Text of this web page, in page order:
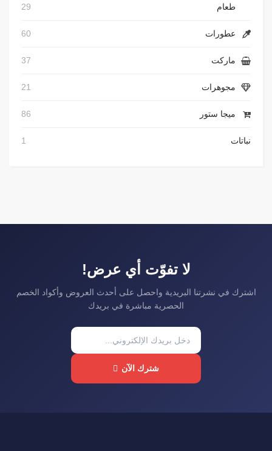
طعام 29
عطورات 60
ماركت 37
مجوهرات 21
ميجا ستور 86
نباتات 1
لا تفوّت أي عرض!
اشترك في نشرتنا البريدية واحصل على أحدث العروض وأكواد الخصم
الحصرية مباشرة في بريدك
شترك الآن